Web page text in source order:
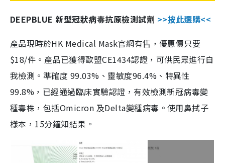
DEEPBLUE 新型冠狀病毒抗原檢測試劑 >>按此選購<<
產品現時於HK Medical Mask官網有售，優惠價只要
$18/件。產品已獲得歐盟CE1434認證，可供民眾進行自
我檢測。準確度 99.03%、靈敏度96.4%、特異性
99.8%，已經通過臨床實驗認證，有效檢測新冠病毒變
種毒株，包括Omicron 及Delta變種病毒。使用鼻拭子
樣本，15分鐘知結果。